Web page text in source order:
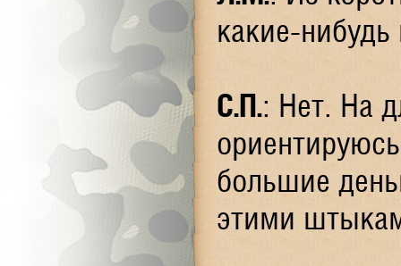
какие-
С.П.: Нет. На
большие
этими